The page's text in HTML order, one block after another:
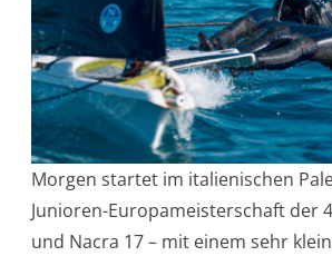
Morgen startet im italienischen
Junioren-Europameisterschaft der
und Nacra 17 – mit einem sehr